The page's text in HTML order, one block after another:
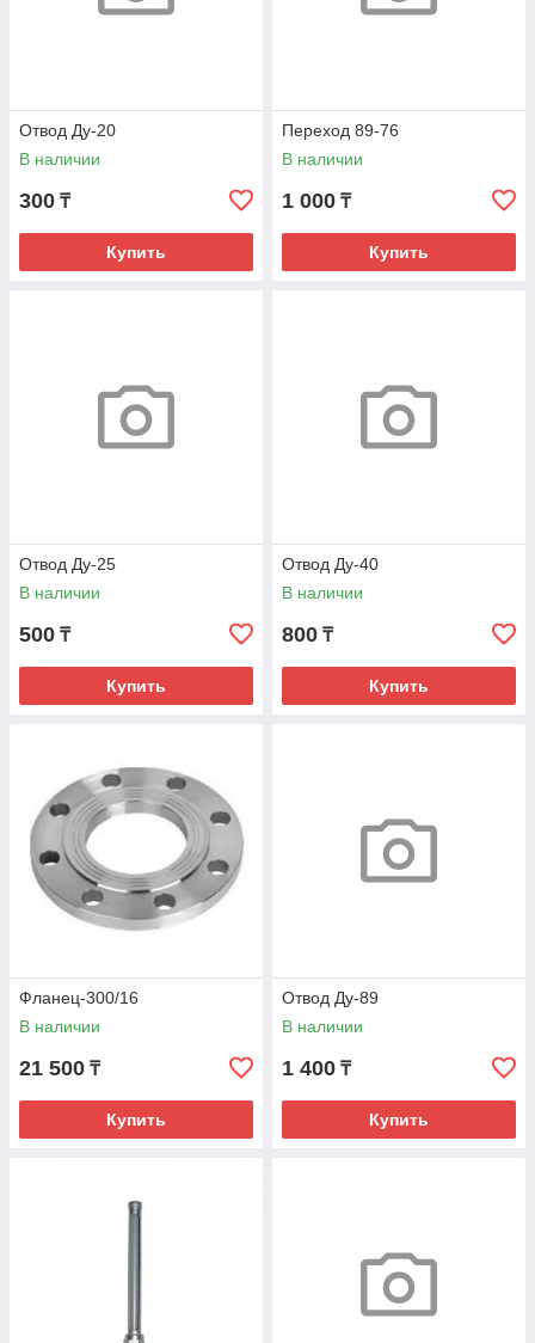
Отвод Ду-20
В наличии
300 ₸
Купить
Переход 89-76
В наличии
1 000 ₸
Купить
Отвод Ду-25
В наличии
500 ₸
Купить
Отвод Ду-40
В наличии
800 ₸
Купить
Фланец-300/16
В наличии
21 500 ₸
Купить
Отвод Ду-89
В наличии
1 400 ₸
Купить